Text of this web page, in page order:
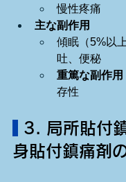
慢性疼痛
主な副作用
傾眠（5%以
吐、便秘
重篤な副作用
存性
3. 局所貼付
身貼付鎮痛剤